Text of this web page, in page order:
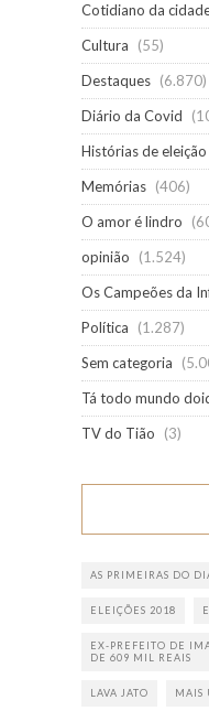
Cotidiano da
Cultura
(55)
Destaques (6.870)
Diário da Covid
Histórias de eleição
Memórias (406)
O amor é lindro
opinião
(1.524)
Os Campeões da
Política
(1.287)
Sem categoria
Tá todo mundo
TV do Tião
(3)
AS PRIMEIRAS DO
ELEIÇÕES 2018
EX-PREFEITO DE
DE 609 MIL REAIS
LAVA JATO MAIS